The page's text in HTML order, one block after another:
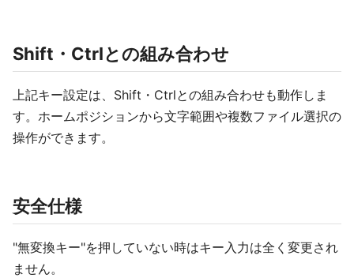
Shift・Ctrlとの組み合わせ
上記キー設定は、Shift・Ctrlとの組み合わせも動作しま
す。ホームポジションから文字範囲や複数ファイル選択の
操作ができます。
安全仕様
"無変換キー"を押していない時はキー入力は全く変更され
ません。